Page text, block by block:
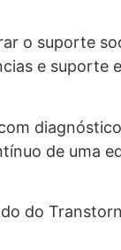
o suporte
e suporte
de uma
do